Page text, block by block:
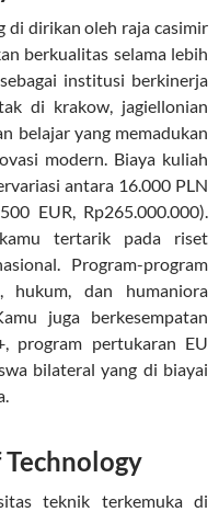
di dirikan oleh raja casimir
berkualitas selama lebih
institusi berkinerja
di krakow, jagiellonian
belajar yang memadukan
modern. Biaya kuliah
antara 16.000 PLN
EUR, Rp265.000.000).
tertarik pada riset
Program-program
hukum, dan humaniora
juga berkesempatan
program pertukaran EU
bilateral yang di biayai
teknik terkemuka di